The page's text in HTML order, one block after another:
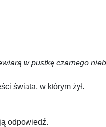
w pustkę czarnego
świata, w którym żył.
odpowiedź.